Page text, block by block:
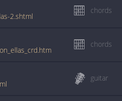
2.shtml
chords
chords
guitar